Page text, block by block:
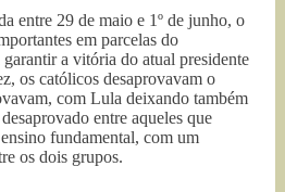
entre 29 de maio e 1º de junho, o
em parcelas do
a vitória do atual presidente
os católicos desaprovavam o
com Lula deixando também
entre aqueles que
fundamental, com um
os dois grupos.